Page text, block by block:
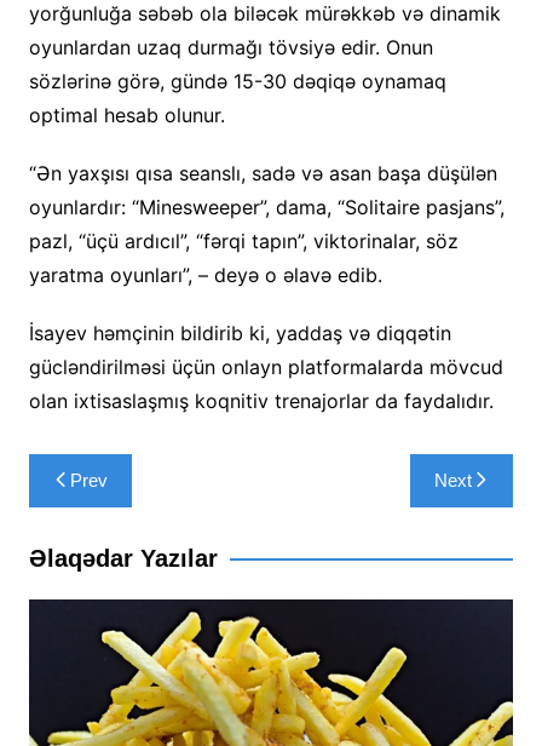
yorğunluğa səbəb ola biləcək mürəkkəb və dinamik
oyunlardan uzaq durmağı tövsiyə edir. Onun
sözlərinə görə, gündə 15-30 dəqiqə oynamaq
optimal hesab olunur.
“Ən yaxşısı qısa seanslı, sadə və asan başa düşülən
oyunlardır: “Minesweeper”, dama, “Solitaire pasjans”,
pazl, “üçü ardıcıl”, “fərqi tapın”, viktorinalar, söz
yaratma oyunları”, – deyə o əlavə edib.
İsayev həmçinin bildirib ki, yaddaş və diqqətin
gücləndirilməsi üçün onlayn platformalarda mövcud
olan ixtisaslaşmış koqnitiv trenajorlar da faydalıdır.
Yazı
naviqasiyası
Prev Next
Əlaqədar Yazılar